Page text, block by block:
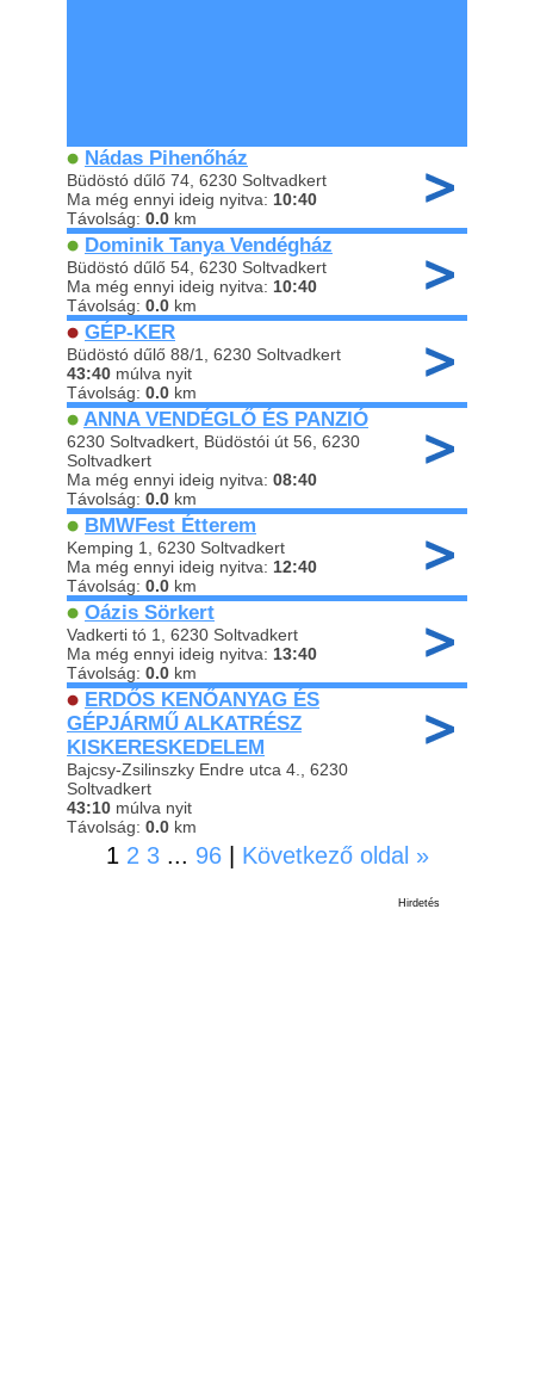
Nádas Pihenőház
Büdöstó dűlő 74, 6230 Soltvadkert
Ma még ennyi ideig nyitva: 10:40
Távolság: 0.0 km
Dominik Tanya Vendégház
Büdöstó dűlő 54, 6230 Soltvadkert
Ma még ennyi ideig nyitva: 10:40
Távolság: 0.0 km
GÉP-KER
Büdöstó dűlő 88/1, 6230 Soltvadkert
43:40 múlva nyit
Távolság: 0.0 km
ANNA VENDÉGLŐ ÉS PANZIÓ
6230 Soltvadkert, Büdöstói út 56, 6230
Soltvadkert
Ma még ennyi ideig nyitva: 08:40
Távolság: 0.0 km
BMWFest Étterem
Kemping 1, 6230 Soltvadkert
Ma még ennyi ideig nyitva: 12:40
Távolság: 0.0 km
Oázis Sörkert
Vadkerti tó 1, 6230 Soltvadkert
Ma még ennyi ideig nyitva: 13:40
Távolság: 0.0 km
ERDŐS KENŐANYAG ÉS
GÉPJÁRMŰ ALKATRÉSZ
KISKERESKEDELEM
Bajcsy-Zsilinszky Endre utca 4., 6230
Soltvadkert
43:10 múlva nyit
Távolság: 0.0 km
1 2 3 ... 96 Következő oldal »
Hirdetés